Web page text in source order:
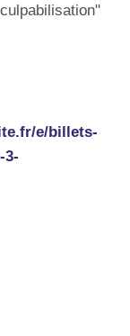
e/billets-
3-